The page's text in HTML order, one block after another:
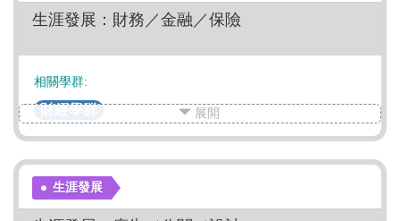
生涯發展：財務／金融／保險
相關學群:
財經學群 展開
生涯發展